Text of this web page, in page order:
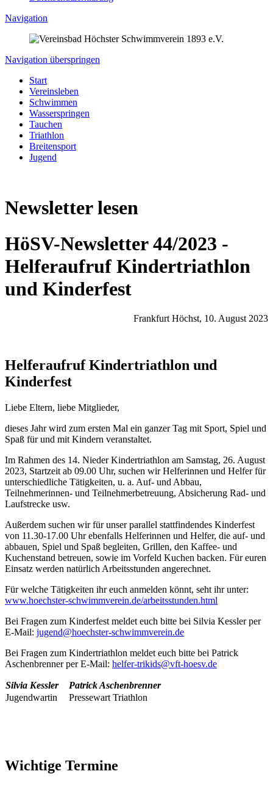
Navigation
Navigation überspringen
Start
Vereinsleben
Schwimmen
Wasserspringen
Tauchen
Triathlon
Breitensport
Jugend
Newsletter lesen
HöSV-Newsletter 44/2023 -
Helferaufruf Kindertriathlon
und Kinderfest
Frankfurt Höchst, 10. August 2023
Helferaufruf Kindertriathlon und
Kinderfest
Liebe Eltern, liebe Mitglieder,
dieses Jahr wird zum ersten Mal ein ganzer Tag mit Sport, Spiel und
Spaß für und mit Kindern veranstaltet.
Im Rahmen des 14. Nieder Kindertriathlon am Samstag, 26. August
2023, Startzeit ab 09.00 Uhr, suchen wir Helferinnen und Helfer für
unterschiedliche Tätigkeiten, u. a. Auf- und Abbau,
Teilnehmerinnen- und Teilnehmerbetreuung, Absicherung Rad- und
Laufstrecke usw.
Außerdem suchen wir für unser parallel stattfindendes Kinderfest
von 11.30-17.00 Uhr ebenfalls Helferinnen und Helfer, die auf- und
abbauen, Spiel und Spaß begleiten, Grillen, den Kaffee- und
Kuchenstand betreuen, sowie im Vorfeld Kuchen backen. Für euren
Einsatz werden natürlich Arbeitsstunden angerechnet.
Für welche Tätigkeiten ihr euch anmelden könnt, seht ihr unter:
www.hoechster-schwimmverein.de/arbeitsstunden.html
Bei Fragen zum Kinderfest meldet euch bitte bei Silvia Kessler per
E-Mail: jugend@hoechster-schwimmverein.de
Bei Fragen zum Kindertriathlon meldet euch bitte bei Patrick
Aschenbrenner per E-Mail: helfer-trikids@vft-hoesv.de
Silvia Kessler
Patrick Aschenbrenner
Jugendwartin
Pressewart Triathlon
Wichtige Termine